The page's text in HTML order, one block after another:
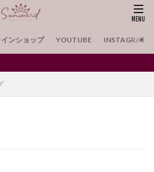
ンショップ YOUTUBE INSTAGRAM
ウンド
フィッシュ
ォント
フォントA
ピエロ
No.1